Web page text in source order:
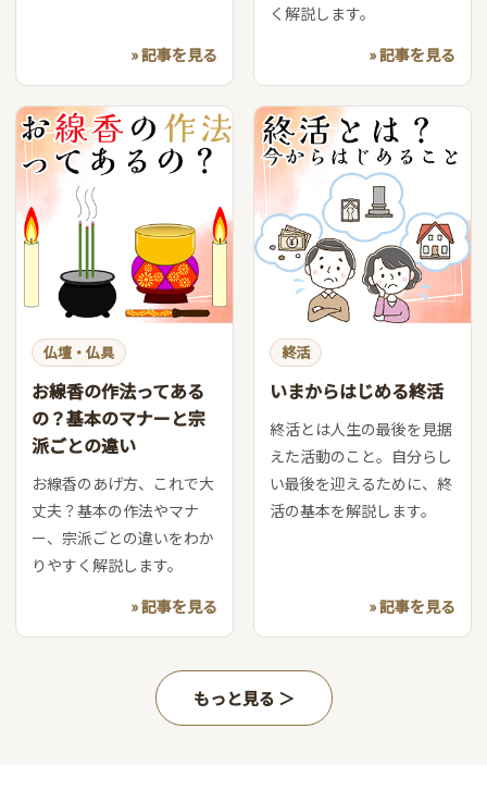
» 記事を見る
く解説します。
» 記事を見る
仏壇・仏具
お線香の作法ってある
の？基本のマナーと宗
派ごとの違い
お線香のあげ方、これで大
丈夫？基本の作法やマナ
ー、宗派ごとの違いをわか
りやすく解説します。
» 記事を見る
終活
いまからはじめる終活
終活とは人生の最後を見据
えた活動のこと。自分らし
い最後を迎えるために、終
活の基本を解説します。
» 記事を見る
もっと見る